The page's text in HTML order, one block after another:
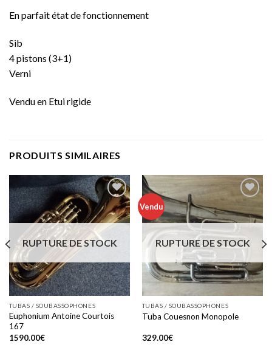
En parfait état de fonctionnement
Sib
4 pistons (3+1)
Verni
Vendu en Etui rigide
PRODUITS SIMILAIRES
Add to
wishlist
RUPTURE DE STOCK
TUBAS / SOUBASSOPHONES
Euphonium Antoine Courtois
167
1590.00€
Vendu
wishlist
RUPTURE DE STOCK
TUBAS / SOUBASSOPHONES
Tuba Couesnon Monopole
329.00€